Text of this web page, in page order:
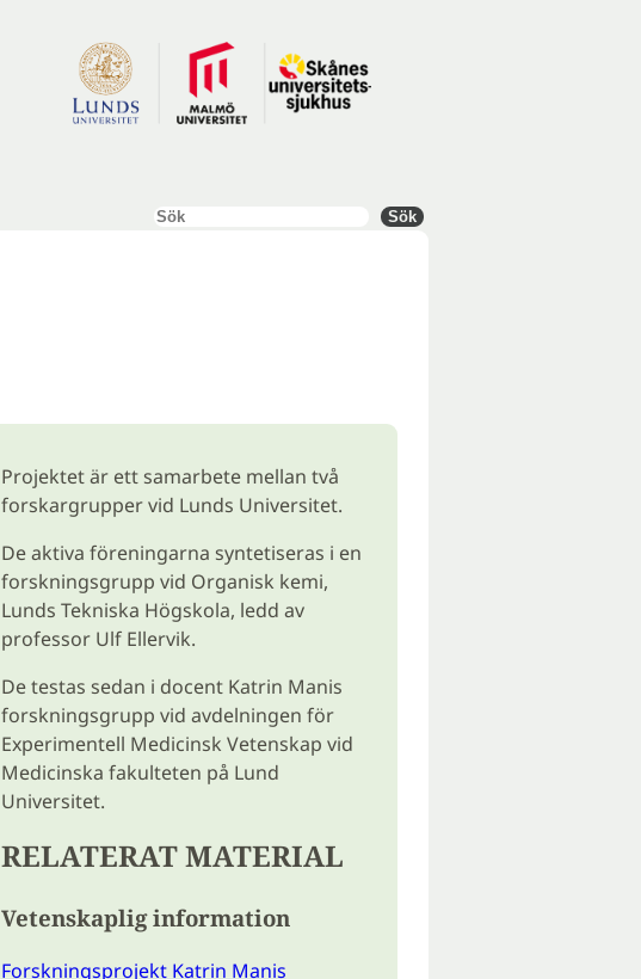
Sök Sök
Projektet är ett samarbete mellan två
forskargrupper vid Lunds Universitet.
De aktiva föreningarna syntetiseras i en
forskningsgrupp vid Organisk kemi,
Lunds Tekniska Högskola, ledd av
professor Ulf Ellervik.
De testas sedan i docent Katrin Manis
forskningsgrupp vid avdelningen för
Experimentell Medicinsk Vetenskap vid
Medicinska fakulteten på Lund
Universitet.
RELATERAT MATERIAL
Vetenskaplig information
Forskningsprojekt Katrin Manis